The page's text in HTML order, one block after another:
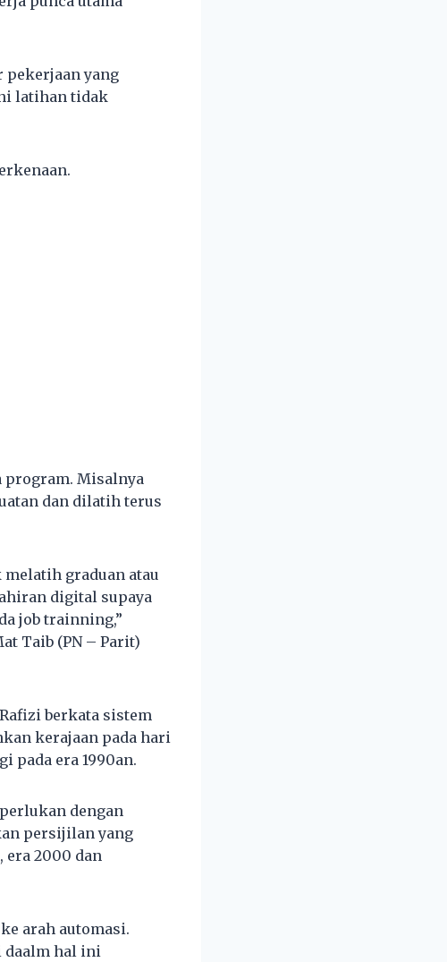
pekerjaan yang
latihan tidak
program. Misalnya
dan dilatih terus
graduan atau
digital supaya
job trainning,”
Taib (PN – Parit)
berkata sistem
kerajaan pada hari
pada era 1990an.
dengan
persijilan yang
2000 dan
arah automasi.
daalm hal ini